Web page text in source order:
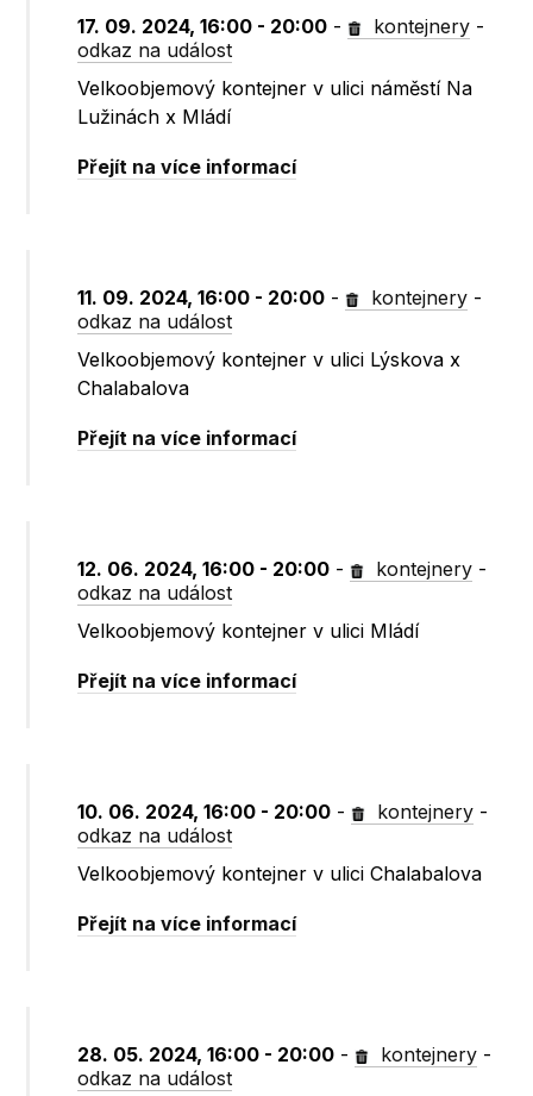
17. 09. 2024, 16:00 - 20:00 - kontejnery -
odkaz na událost
Velkoobjemový kontejner v ulici náměstí Na
Lužinách x Mládí
Přejít na více informací
11. 09. 2024, 16:00 - 20:00 - kontejnery -
odkaz na událost
Velkoobjemový kontejner v ulici Lýskova x
Chalabalova
Přejít na více informací
12. 06. 2024, 16:00 - 20:00 - kontejnery -
odkaz na událost
Velkoobjemový kontejner v ulici Mládí
Přejít na více informací
10. 06. 2024, 16:00 - 20:00 - kontejnery -
odkaz na událost
Velkoobjemový kontejner v ulici Chalabalova
Přejít na více informací
28. 05. 2024, 16:00 - 20:00 - kontejnery -
odkaz na událost